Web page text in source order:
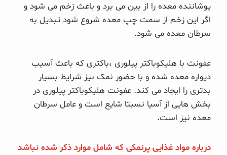
پوشاننده معده را از بین می برد و باعث زخم می شود و
اگر این زخم از سمت چپ معده شروع شود تبدیل به
سرطان معده می شود.
عفونت با هلیکوباکتر پیلوری ،باکتری که باعث آسیب
دیواره معده شده و با حضور نمک نیز شرایط بسیار
بدتری را ایجاد می کند. عفونت هلیکوباکتر پیلوری در
بخش هایی از آسیا نسبتا شایع است و عامل سرطان
معده نیز است.
درباره مواد غذایی پرنمکی که شامل موارد ذکر شده نباشد